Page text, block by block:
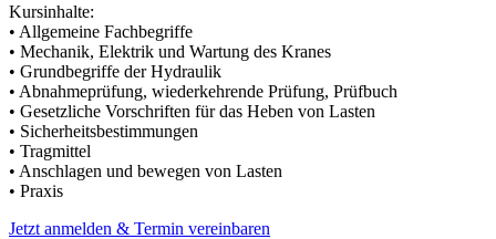
Kursinhalte:
• Allgemeine Fachbegriffe
• Mechanik, Elektrik und Wartung des Kranes
• Grundbegriffe der Hydraulik
• Abnahmeprüfung, wiederkehrende Prüfung, Prüfbuch
• Gesetzliche Vorschriften für das Heben von Lasten
• Sicherheitsbestimmungen
• Tragmittel
• Anschlagen und bewegen von Lasten
• Praxis
Jetzt anmelden & Termin vereinbaren